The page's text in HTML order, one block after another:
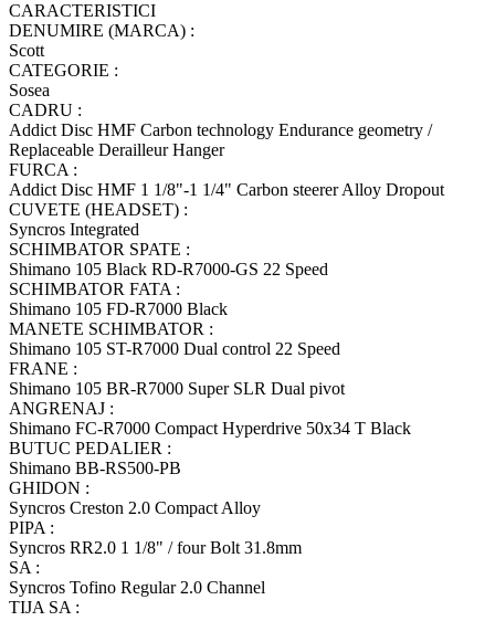
CARACTERISTICI
DENUMIRE (MARCA) :
Scott
CATEGORIE :
Sosea
CADRU :
Addict Disc HMF Carbon technology Endurance geometry /
Replaceable Derailleur Hanger
FURCA :
Addict Disc HMF 1 1/8"-1 1/4" Carbon steerer Alloy Dropout
CUVETE (HEADSET) :
Syncros Integrated
SCHIMBATOR SPATE :
Shimano 105 Black RD-R7000-GS 22 Speed
SCHIMBATOR FATA :
Shimano 105 FD-R7000 Black
MANETE SCHIMBATOR :
Shimano 105 ST-R7000 Dual control 22 Speed
FRANE :
Shimano 105 BR-R7000 Super SLR Dual pivot
ANGRENAJ :
Shimano FC-R7000 Compact Hyperdrive 50x34 T Black
BUTUC PEDALIER :
Shimano BB-RS500-PB
GHIDON :
Syncros Creston 2.0 Compact Alloy
PIPA :
Syncros RR2.0 1 1/8" / four Bolt 31.8mm
SA :
Syncros Tofino Regular 2.0 Channel
TIJA SA :